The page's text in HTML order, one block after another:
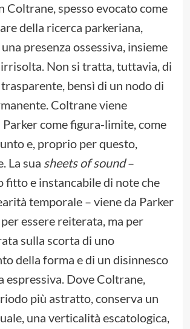
Coltrane, spesso evocato come
della ricerca parkeriana,
presenza ossessiva, insieme
Non si tratta, tuttavia, di
trasparente, bensì di un nodo di
Coltrane viene
come figura-limite, come
e, proprio per questo,
La sua sheets of sound–
fitto e instancabile di note che
temporale – viene da Parker
essere reiterata, ma per
sulla scorta di uno
della forma e di un disinnesco
espressiva. Dove Coltrane,
più astratto, conserva un
una verticalità escatologica,